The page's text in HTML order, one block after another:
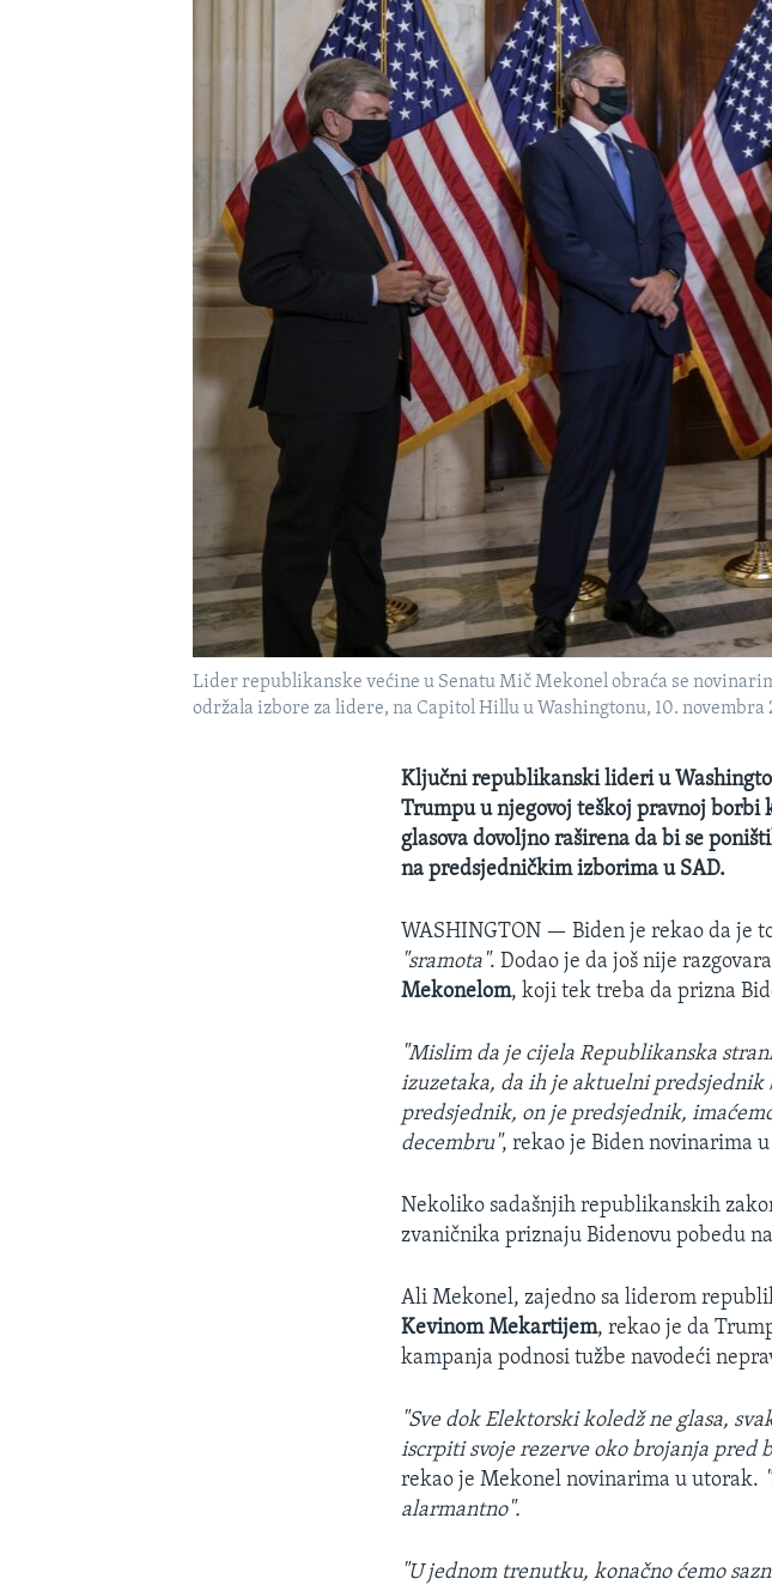
Lider republikanske većine u Senatu Mič Mekonel obraća se
održala izbore za lidere, na Capitol Hillu u Washingtonu, 10. novembra
Ključni republikanski lideri u
Trumpu u njegovoj teškoj pravnoj borbi
glasova dovoljno raširena da bi se
na predsjedničkim izborima u SAD.
WASHINGTON —Biden je rekao da je
"sramota". Dodao je da još nije
Mekonelom, koji tek treba da prizna
"Mislim da je cijela Republikanska
izuzetaka, da ih je aktuelni predsjednik
predsjednik, on je predsjednik,
decembru", rekao je Biden novinarima
Nekoliko sadašnjih republikanskih
zvaničnika priznaju Bidenovu pobedu
Ali Mekonel, zajedno sa liderom
Kevinom Mekartijem, rekao je da
kampanja podnosi tužbe navodeći
"Sve dok Elektorski koledž ne glasa,
iscrpiti svoje rezerve oko brojanja pred
rekao je Mekonel novinarima u utorak.
alarmantno".
"U jednom trenutku, konačno ćemo